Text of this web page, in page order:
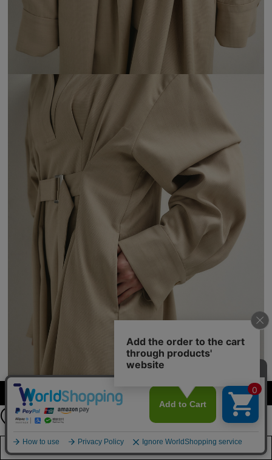
カラー・サイズを選択する
店舗在庫を見る
公式LINEアカウント
お友達登録で
最新情報を配信中
詳しくはこちら